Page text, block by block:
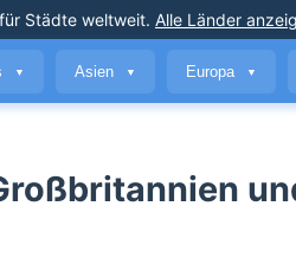
für Städte weltweit. Alle Länder
▼ Asien ▼ Europa ▼